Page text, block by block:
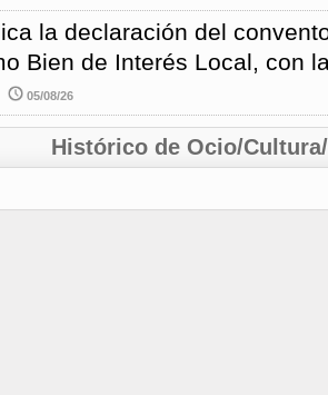
la declaración del
Bien de Interés Local, con
05/08/26
Histórico de Ocio/